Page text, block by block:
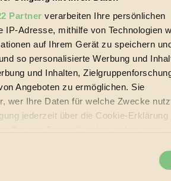
Partner verarbeiten Ihre persönlichen
IP-Adresse, mithilfe von Technologien
auf Ihrem Gerät zu speichern
so personalisierte Werbung und
und Inhalten,
Angeboten zu ermöglichen. Sie
wer Ihre Daten für welche Zwecke
jederzeit über die Cookie-Erklärung